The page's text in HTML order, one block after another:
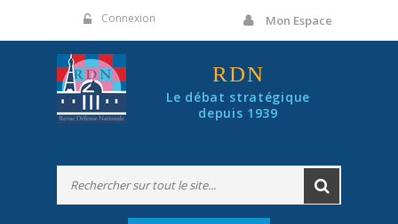
Connexion Mon Espace
RDN
Le débat stratégique
depuis 1939